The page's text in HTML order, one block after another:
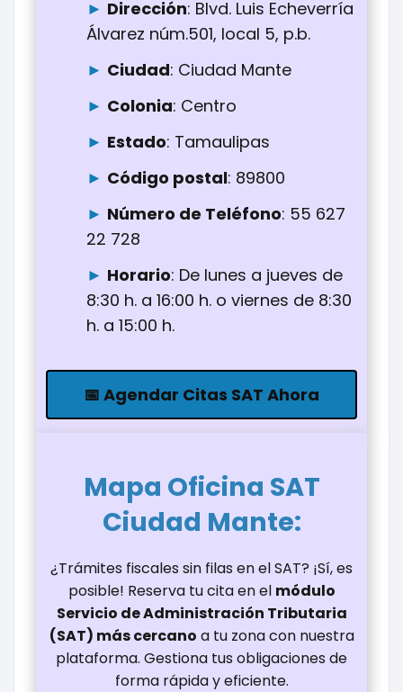
Dirección: Blvd. Luis Echeverría
Álvarez núm.501, local 5, p.b.
Ciudad: Ciudad Mante
Colonia: Centro
Estado: Tamaulipas
Código postal: 89800
Número de Teléfono: 55 627
22 728
Horario: De lunes a jueves de
8:30 h. a 16:00 h. o viernes de 8:30
h. a 15:00 h.
📅 Agendar Citas SAT Ahora
Mapa Oficina SAT
Ciudad Mante:
¿Trámites fiscales sin filas en el SAT? ¡Sí, es
posible! Reserva tu cita en el módulo
Servicio de Administración Tributaria
(SAT) más cercano a tu zona con nuestra
plataforma. Gestiona tus obligaciones de
forma rápida y eficiente.